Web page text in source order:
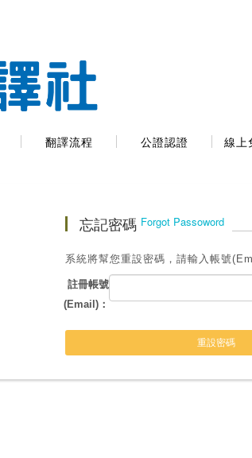
翻譯流程 公證認證 線上
忘記密碼 Forgot Passoword
系統將幫您重設密碼，請輸入帳號
註冊帳號
(Email)：
重設密碼